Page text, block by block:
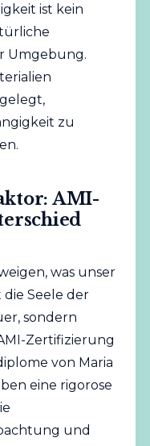
ist kein
Umgebung.
zu
AMI-
was unser
die Seele der
sondern
Zertifizierung
von Maria
eine rigorose
und